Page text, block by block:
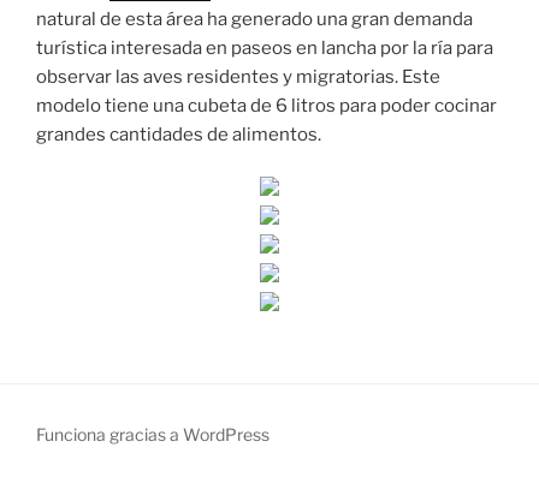
natural de esta área ha generado una gran demanda
turística interesada en paseos en lancha por la ría para
observar las aves residentes y migratorias. Este
modelo tiene una cubeta de 6 litros para poder cocinar
grandes cantidades de alimentos.
Funciona gracias a WordPress